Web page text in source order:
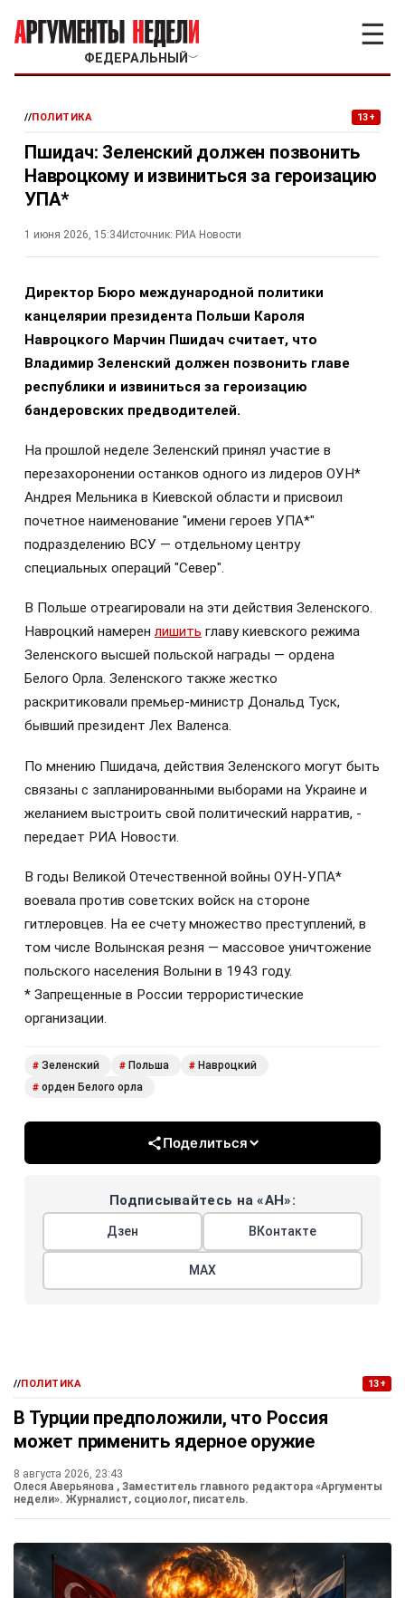
ФЕДЕРАЛЬНЫЙ ﹀
☰
//ПОЛИТИКА 13+
Пшидач: Зеленский должен позвонить
Навроцкому и извиниться за героизацию
УПА*
1 июня 2026, 15:34Источник: РИА Новости
Директор Бюро международной политики
канцелярии президента Польши Кароля
Навроцкого Марчин Пшидач считает, что
Владимир Зеленский должен позвонить главе
республики и извиниться за героизацию
бандеровских предводителей.
На прошлой неделе Зеленский принял участие в
перезахоронении останков одного из лидеров ОУН*
Андрея Мельника в Киевской области и присвоил
почетное наименование "имени героев УПА*"
подразделению ВСУ — отдельному центру
специальных операций "Север".
В Польше отреагировали на эти действия Зеленского.
Навроцкий намерен лишить главу киевского режима
Зеленского высшей польской награды — ордена
Белого Орла. Зеленского также жестко
раскритиковали премьер-министр Дональд Туск,
бывший президент Лех Валенса.
По мнению Пшидача, действия Зеленского могут быть
связаны с запланированными выборами на Украине и
желанием выстроить свой политический нарратив, -
передает РИА Новости.
В годы Великой Отечественной войны ОУН-УПА*
воевала против советских войск на стороне
гитлеровцев. На ее счету множество преступлений, в
том числе Волынская резня — массовое уничтожение
польского населения Волыни в 1943 году.
* Запрещенные в России террористические
организации.
# Зеленский # Польша # Навроцкий
# орден Белого орла
Поделиться
Подписывайтесь на «АН»:
Дзен ВКонтакте
МАХ
//ПОЛИТИКА 13+
В Турции предположили, что Россия
может применить ядерное оружие
8 августа 2026, 23:43
Олеся Аверьянова , Заместитель главного редактора «Аргументы
недели». Журналист, социолог, писатель.